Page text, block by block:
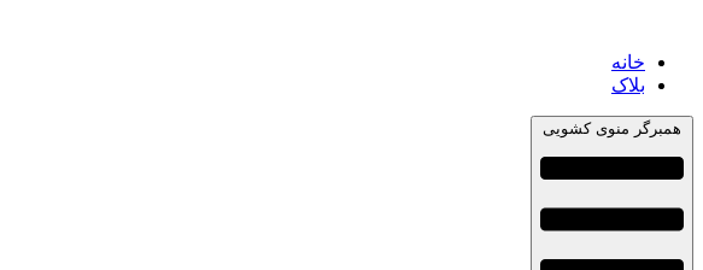
خانه
بلاک
همبرگر منوی کشویی